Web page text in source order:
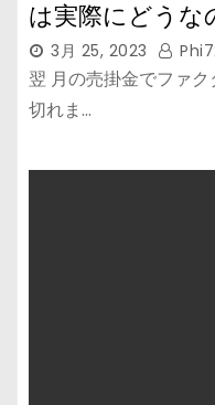
は実際にどうな
3月 25, 2023
翌 月の売掛金でファ
切れま…